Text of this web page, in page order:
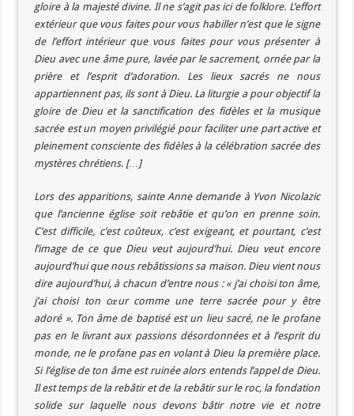
gloire à la majesté divine. Il ne s’agit pas ici de folklore. L’effort
extérieur que vous faites pour vous habiller n’est que le signe
de l’effort intérieur que vous faites pour vous présenter à
Dieu avec une âme pure, lavée par le sacrement, ornée par la
prière et l’esprit d’adoration. Les lieux sacrés ne nous
appartiennent pas, ils sont à Dieu. La liturgie a pour objectif la
gloire de Dieu et la sanctification des fidèles et la musique
sacrée est un moyen privilégié pour faciliter une part active et
pleinement consciente des fidèles à la célébration sacrée des
mystères chrétiens. […]
Lors des apparitions, sainte Anne demande à Yvon Nicolazic
que l’ancienne église soit rebâtie et qu’on en prenne soin.
C’est difficile, c’est coûteux, c’est exigeant, et pourtant, c’est
l’image de ce que Dieu veut aujourd’hui. Dieu veut encore
aujourd’hui que nous rebâtissions sa maison. Dieu vient nous
dire aujourd’hui, à chacun d’entre nous : « j’ai choisi ton âme,
j’ai choisi ton cœur comme une terre sacrée pour y être
adoré ». Ton âme de baptisé est un lieu sacré, ne le profane
pas en le livrant aux passions désordonnées et à l’esprit du
monde, ne le profane pas en volant à Dieu la première place.
Si l’église de ton âme est ruinée alors entends l’appel de Dieu.
Il est temps de la rebâtir et de la rebâtir sur le roc, la fondation
solide sur laquelle nous devons bâtir notre vie et notre